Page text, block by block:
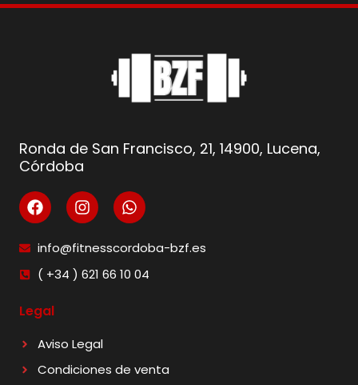
Ronda de San Francisco, 21, 14900, Lucena,
Córdoba
info@fitnesscordoba-bzf.es
( +34 ) 621 66 10 04
Legal
Aviso Legal
Condiciones de venta